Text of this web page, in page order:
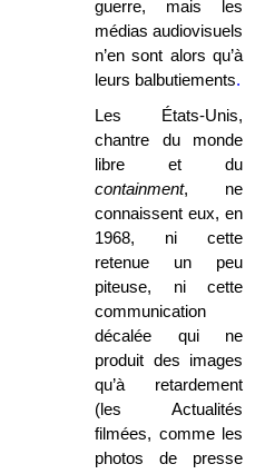
guerre, mais les
médias audiovisuels
n’en sont alors qu’à
leurs balbutiements.
Les États-Unis,
chantre du monde
libre et du
containment, ne
connaissent eux, en
1968, ni cette
retenue un peu
piteuse, ni cette
communication
décalée qui ne
produit des images
qu’à retardement
(les Actualités
filmées, comme les
photos de presse